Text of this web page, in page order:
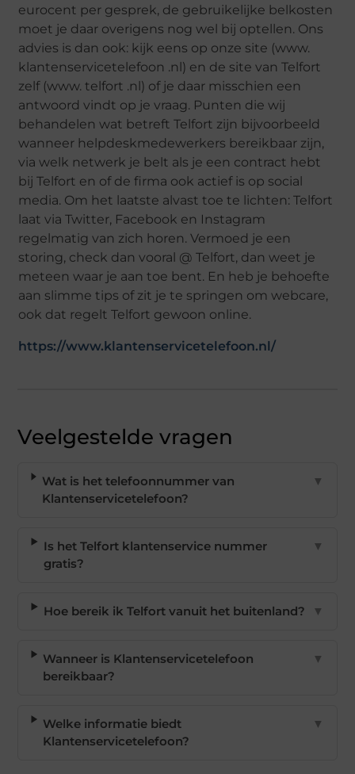
eurocent per gesprek, de gebruikelijke belkosten
moet je daar overigens nog wel bij optellen. Ons
advies is dan ook: kijk eens op onze site (www.
klantenservicetelefoon .nl) en de site van Telfort
zelf (www. telfort .nl) of je daar misschien een
antwoord vindt op je vraag. Punten die wij
behandelen wat betreft Telfort zijn bijvoorbeeld
wanneer helpdeskmedewerkers bereikbaar zijn,
via welk netwerk je belt als je een contract hebt
bij Telfort en of de firma ook actief is op social
media. Om het laatste alvast toe te lichten: Telfort
laat via Twitter, Facebook en Instagram
regelmatig van zich horen. Vermoed je een
storing, check dan vooral @ Telfort, dan weet je
meteen waar je aan toe bent. En heb je behoefte
aan slimme tips of zit je te springen om webcare,
ook dat regelt Telfort gewoon online.
https://www.klantenservicetelefoon.nl/
Veelgestelde vragen
Wat is het telefoonnummer van
Klantenservicetelefoon?
▼
Is het Telfort klantenservice nummer
gratis?
▼
Hoe bereik ik Telfort vanuit het buitenland? ▼
Wanneer is Klantenservicetelefoon
bereikbaar?
▼
Welke informatie biedt
Klantenservicetelefoon?
▼